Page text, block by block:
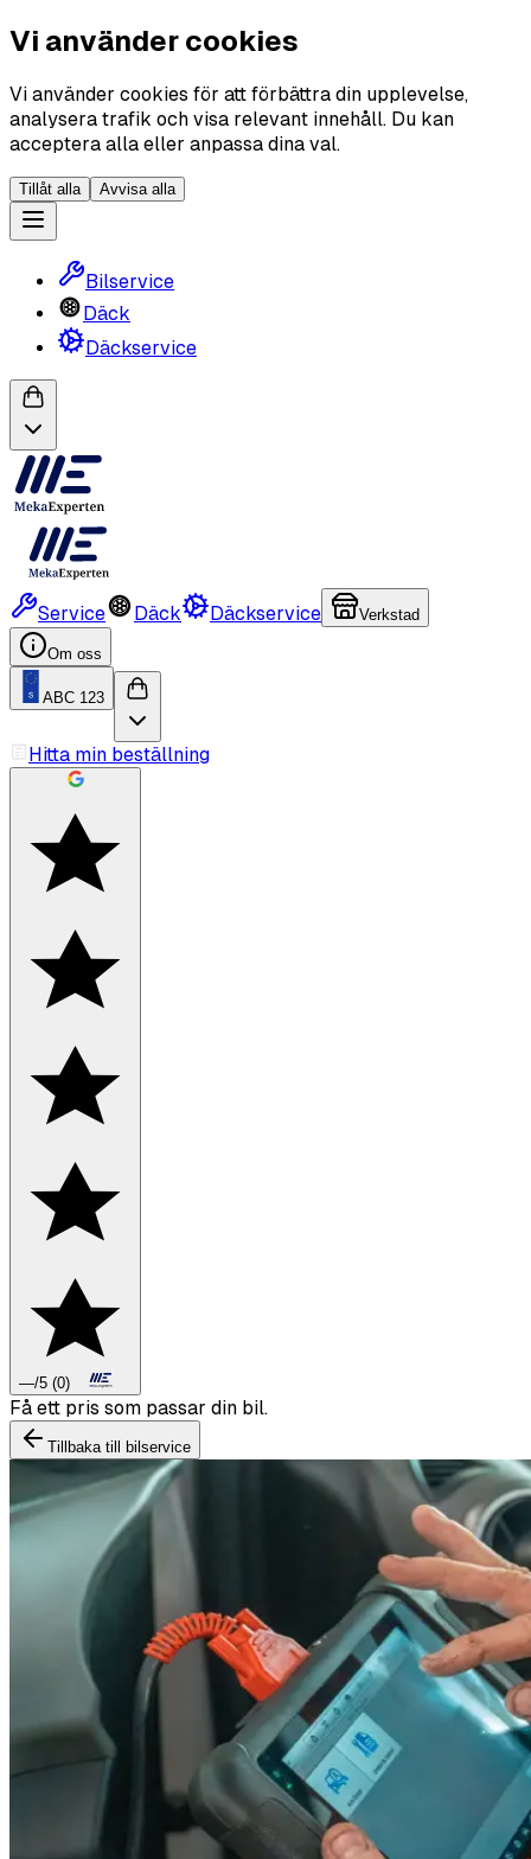
Vi använder cookies
Vi använder cookies för att förbättra din upplevelse,
analysera trafik och visa relevant innehåll. Du kan
acceptera alla eller anpassa dina val.
Tillåt alla Avvisa alla
Bilservice
Däck
Däckservice
Service Däck Däckservice Verkstad
Om oss
ABC 123
Hitta min beställning
—/5 (0)
Boka däckbyte eller montering inför vintern.
Tillbaka till bilservice